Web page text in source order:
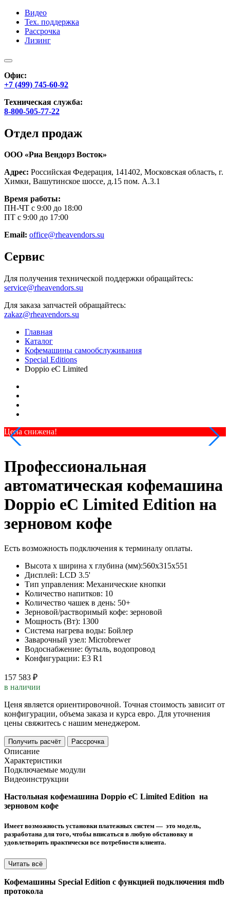
Видео
Тех. поддержка
Рассрочка
Лизинг
Офис:
+7 (499) 745-60-92
Техническая служба:
8-800-505-77-22
Отдел продаж
ООО «Риа Вендорз Восток»
Адрес: Российская Федерация, 141402, Московская область, г.
Химки, Вашутинское шоссе, д.15 пом. А.3.1
Время работы:
ПН-ЧТ с 9:00 до 18:00
ПТ с 9:00 до 17:00
Email: office@rheavendors.su
Сервис
Для получения технической поддержки обращайтесь:
service@rheavendors.su
Для заказа запчастей обращайтесь:
zakaz@rheavendors.su
Главная
Каталог
Кофемашины самообслуживания
Special Editions
Doppio eC Limited
Цена снижена!
Профессиональная
автоматическая кофемашина
Doppio eC Limited Edition на
зерновом кофе
Есть возможность подключения к терминалу оплаты.
Высота х ширина х глубина (мм):560х315х551
Дисплей: LCD 3.5'
Тип управления: Механические кнопки
Количество напитков: 10
Количество чашек в день: 50+
Зерновой/растворимый кофе: зерновой
Мощность (Вт): 1300
Система нагрева воды: Бойлер
Заварочный узел: Microbrewer
Водоснабжение: бутыль, водопровод
Конфигурации: E3 R1
157 583 ₽
в наличии
Ценя является ориентировочной. Точная стоимость зависит от
конфигурации, объема заказа и курса евро. Для уточнения
цены свяжитесь с нашим менеджером.
Получить расчёт Рассрочка
Описание
Характеристики
Подключаемые модули
Видеоинструкции
Haстольная кофемашина Doppio eC Limited Edition на
зерновом кофе
Имеет возможность установки платежных систем — это модель,
разработана для того, чтобы вписаться в любую обстановку и
удовлетворить практически все потребности клиента.
Читать всё
Кофемашины Special Edition с функцией подключения mdb
протокола